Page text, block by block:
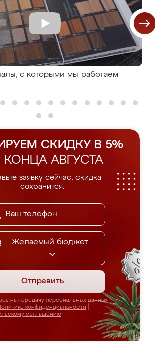
с которыми мы работаем
СКИДКУ В 5%
АВГУСТА
заявку сейчас, скидка
сохранится.
Желаемый бюджет
Отправить
на передачу персональных данных
конфиденциальности
соглашению